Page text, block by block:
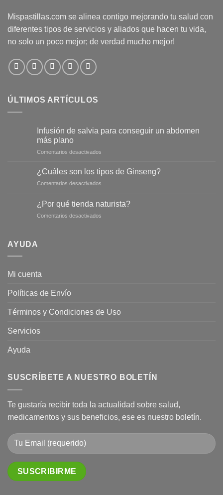
Mispastillas.com se alinea contigo mejorando tu salud con
diferentes tipos de servicios y aliados que hacen tu vida,
no solo un poco mejor; de verdad mucho mejor!
ÚLTIMOS ARTÍCULOS
Infusión de salvia para conseguir un abdomen
más plano
Comentarios desactivados
salvia
un
¿Cuáles son los tipos de Ginseng?
Comentarios desactivados
los
¿Por qué tienda naturista?
Comentarios desactivados
AYUDA
Mi cuenta
Políticas de Envío
Términos y Condiciones de Uso
Servicios
Ayuda
SUSCRÍBETE A NUESTRO BOLETÍN
Te gustaría recibir toda la actualidad sobre salud,
medicamentos y sus beneficios, ese es nuestro boletín.